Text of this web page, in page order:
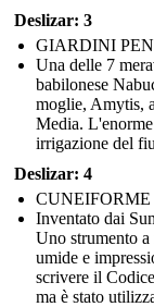
Deslizar: 3
GIARDINI
Una delle 7
babilonese
moglie, Amytis,
Media.
irrigazione del
Deslizar: 4
CUNEIFORME
Inventato dai
Uno strumento
umide e
scrivere il
ma è stato